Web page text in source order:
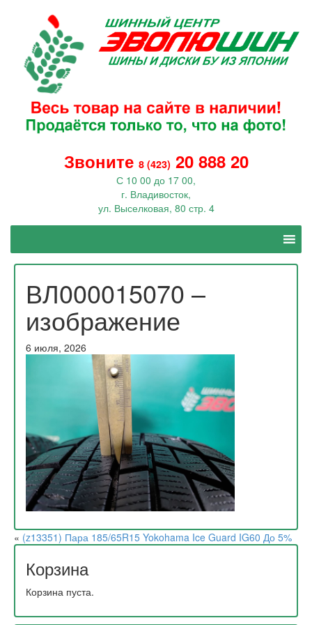
Звоните 8 (423) 20 888 20
С 10 00 до 17 00,
г. Владивосток,
ул. Выселковая, 80 стр. 4
ВЛ000015070 –
изображение
6 июля, 2026
« (z13351) Пара 185/65R15 Yokohama Ice Guard IG60 До 5%
Корзина
Корзина пуста.